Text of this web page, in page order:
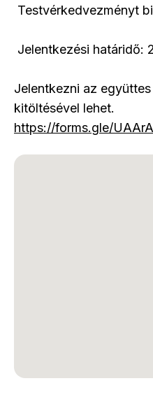
Testvérkedvezményt
Jelentkezési határidő:
Jelentkezni az
kitöltésével lehet.
https://forms.gle/